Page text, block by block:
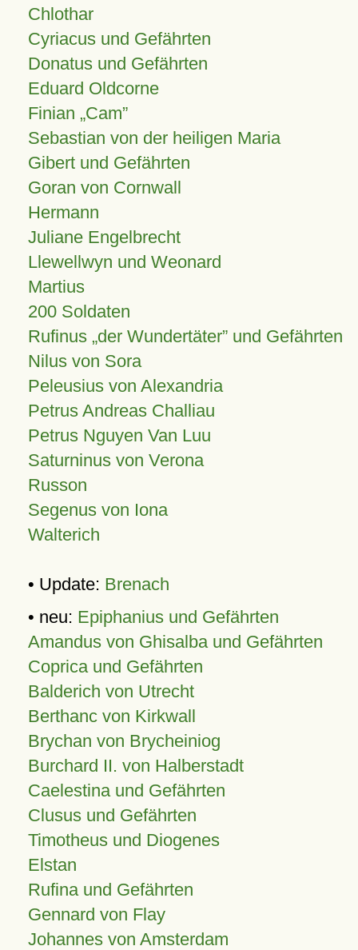
Chlothar
Cyriacus und Gefährten
Donatus und Gefährten
Eduard Oldcorne
Finian Cam
Sebastian von der heiligen Maria
Gibert und Gefährten
Goran von Cornwall
Hermann
Juliane Engelbrecht
Llewellwyn und Weonard
Martius
200 Soldaten
Rufinus „der Wundertäter” und Gefährten
Nilus von Sora
Peleusius von Alexandria
Petrus Andreas Challiau
Petrus Nguyen Van Luu
Saturninus von Verona
Russon
Segenus von Iona
Walterich
• Update: Brenach
• neu: Epiphanius und Gefährten
Amandus von Ghisalba und Gefährten
Coprica und Gefährten
Balderich von Utrecht
Berthanc von Kirkwall
Brychan von Brycheiniog
Burchard II. von Halberstadt
Caelestina und Gefährten
Clusus und Gefährten
Timotheus und Diogenes
Elstan
Rufina und Gefährten
Gennard von Flay
Johannes von Amsterdam